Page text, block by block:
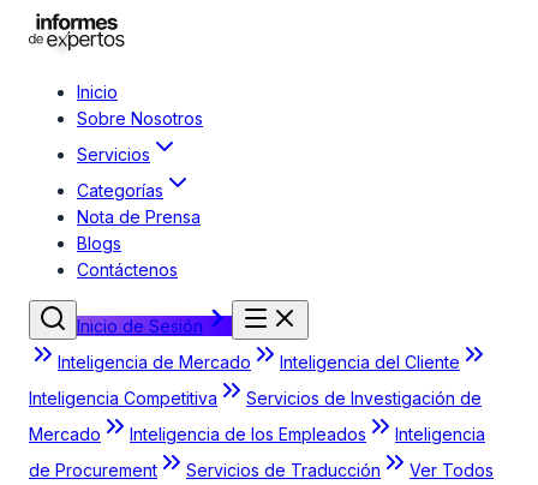
Inicio
Sobre Nosotros
Servicios
Categorías
Nota de Prensa
Blogs
Contáctenos
Inicio de Sesión
Inteligencia de Mercado
Inteligencia del Cliente
Inteligencia Competitiva
Servicios de Investigación de
Mercado
Inteligencia de los Empleados
Inteligencia
de Procurement
Servicios de Traducción
Ver Todos